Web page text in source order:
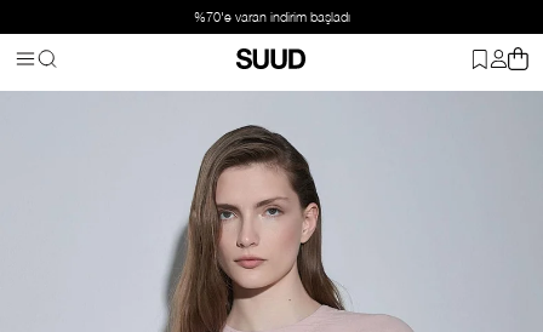
%70'e varan indirim başladı
Kemer Acı Kahve Lior Deri İp Kemer